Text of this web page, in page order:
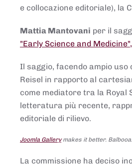
e collocazione editoriale), la
Mattia Mantovani per il
"Early Science and
Il saggio, facendo ampio
Reisel in rapporto al
come mediatore tra la
letteratura più recente,
editoriale di rilievo.
Joomla Gallerymakes it better.
La commissione ha deciso